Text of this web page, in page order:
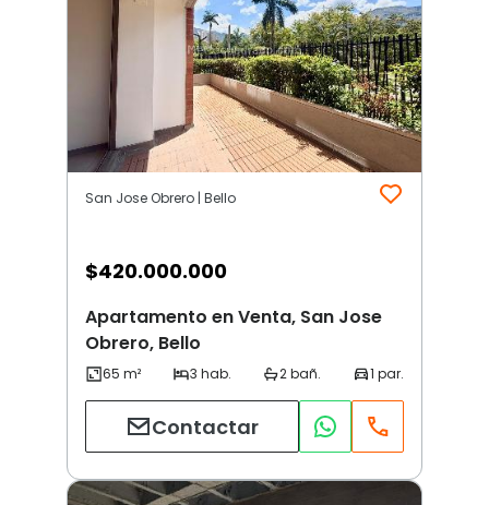
San Jose Obrero | Bello
$420.000.000
Apartamento en Venta, San Jose
Obrero, Bello
Contactar